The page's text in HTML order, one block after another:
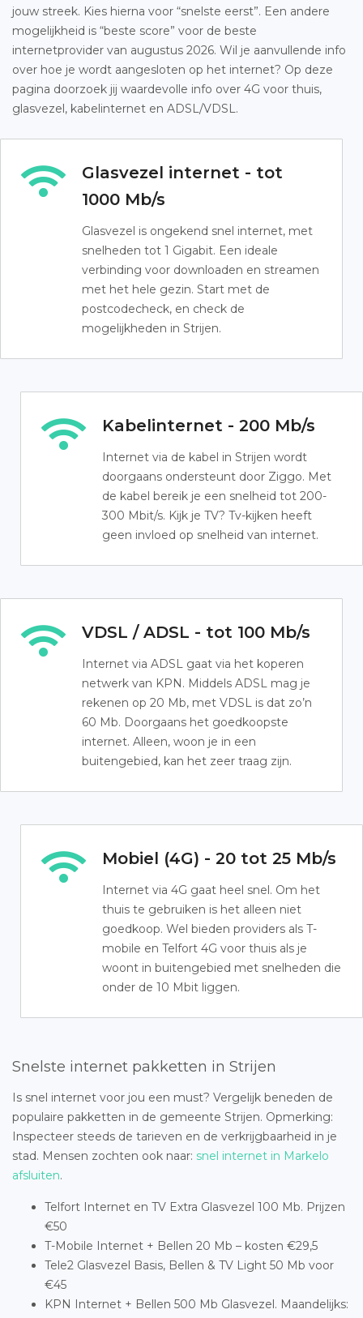
jouw streek. Kies hierna voor “snelste eerst”. Een andere
mogelijkheid is “beste score” voor de beste
internetprovider van augustus 2026. Wil je aanvullende info
over hoe je wordt aangesloten op het internet? Op deze
pagina doorzoek jij waardevolle info over 4G voor thuis,
glasvezel, kabelinternet en ADSL/VDSL.
Glasvezel internet - tot
1000 Mb/s
Glasvezel is ongekend snel internet, met
snelheden tot 1 Gigabit. Een ideale
verbinding voor downloaden en streamen
met het hele gezin. Start met de
postcodecheck, en check de
mogelijkheden in Strijen.
Kabelinternet - 200 Mb/s
Internet via de kabel in Strijen wordt
doorgaans ondersteunt door Ziggo. Met
de kabel bereik je een snelheid tot 200-
300 Mbit/s. Kijk je TV? Tv-kijken heeft
geen invloed op snelheid van internet.
VDSL / ADSL - tot 100 Mb/s
Internet via ADSL gaat via het koperen
netwerk van KPN. Middels ADSL mag je
rekenen op 20 Mb, met VDSL is dat zo’n
60 Mb. Doorgaans het goedkoopste
internet. Alleen, woon je in een
buitengebied, kan het zeer traag zijn.
Mobiel (4G) - 20 tot 25 Mb/s
Internet via 4G gaat heel snel. Om het
thuis te gebruiken is het alleen niet
goedkoop. Wel bieden providers als T-
mobile en Telfort 4G voor thuis als je
woont in buitengebied met snelheden die
onder de 10 Mbit liggen.
Snelste internet pakketten in Strijen
Is snel internet voor jou een must? Vergelijk beneden de
populaire pakketten in de gemeente Strijen. Opmerking:
Inspecteer steeds de tarieven en de verkrijgbaarheid in je
stad. Mensen zochten ook naar: snel internet in Markelo
afsluiten.
Telfort Internet en TV Extra Glasvezel 100 Mb. Prijzen
€50
T-Mobile Internet + Bellen 20 Mb – kosten €29,5
Tele2 Glasvezel Basis, Bellen & TV Light 50 Mb voor
€45
KPN Internet + Bellen 500 Mb Glasvezel. Maandelijks: